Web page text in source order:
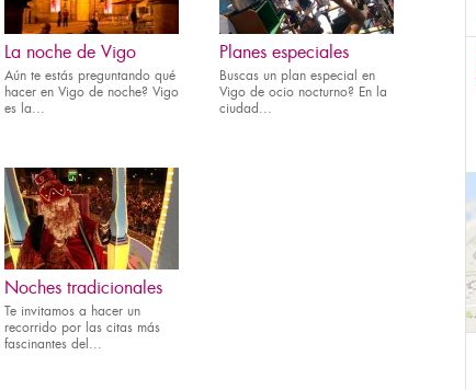
La noche de Vigo
Aún te estás preguntando qué
hacer en Vigo de noche? Vigo
es la...
Planes especiales
Buscas un plan especial en
Vigo de ocio nocturno? En la
ciudad...
Noches tradicionales
Te invitamos a hacer un
recorrido por las citas más
fascinantes del...